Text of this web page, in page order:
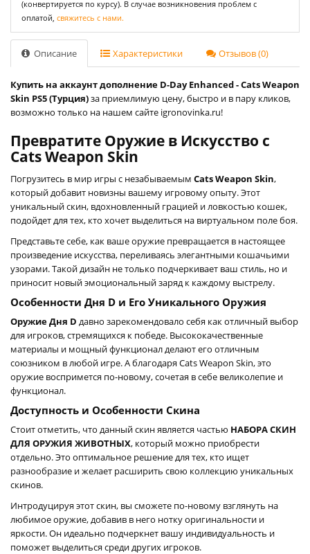
(конвертируется по курсу). В случае возникновения проблем с
оплатой, свяжитесь с нами.
Описание Характеристики Отзывов (0)
Купить на аккаунт дополнение D-Day Enhanced - Cats Weapon
Skin PS5 (Турция)за приемлимую цену, быстро и в пару кликов,
возможно только на нашем сайте igronovinka.ru!
Превратите Оружие в Искусство с
Cats Weapon Skin
Погрузитесь в мир игры с незабываемым Cats Weapon Skin,
который добавит новизны вашему игровому опыту. Этот
уникальный скин, вдохновленный грацией и ловкостью кошек,
подойдет для тех, кто хочет выделиться на виртуальном поле боя.
Представьте себе, как ваше оружие превращается в настоящее
произведение искусства, переливаясь элегантными кошачьими
узорами. Такой дизайн не только подчеркивает ваш стиль, но и
приносит новый эмоциональный заряд к каждому выстрелу.
Особенности Дня D и Его Уникального Оружия
Оружие Дня D давно зарекомендовало себя как отличный выбор
для игроков, стремящихся к победе. Высококачественные
материалы и мощный функционал делают его отличным
союзником в любой игре. А благодаря Cats Weapon Skin, это
оружие воспримется по-новому, сочетая в себе великолепие и
функционал.
Доступность и Особенности Скина
Стоит отметить, что данный скин является частью НАБОРА СКИН
ДЛЯ ОРУЖИЯ ЖИВОТНЫХ, который можно приобрести
отдельно. Это оптимальное решение для тех, кто ищет
разнообразие и желает расширить свою коллекцию уникальных
скинов.
Интродуцируя этот скин, вы сможете по-новому взглянуть на
любимое оружие, добавив в него нотку оригинальности и
яркости. Он идеально подчеркнет вашу индивидуальность и
поможет выделиться среди других игроков.